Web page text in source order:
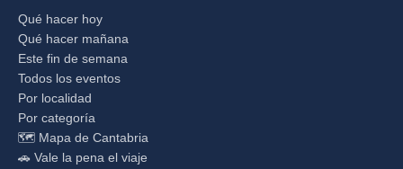
Qué hacer hoy
Qué hacer mañana
Este fin de semana
Todos los eventos
Por localidad
Por categoría
🗺️ Mapa de Cantabria
🚗 Vale la pena el viaje